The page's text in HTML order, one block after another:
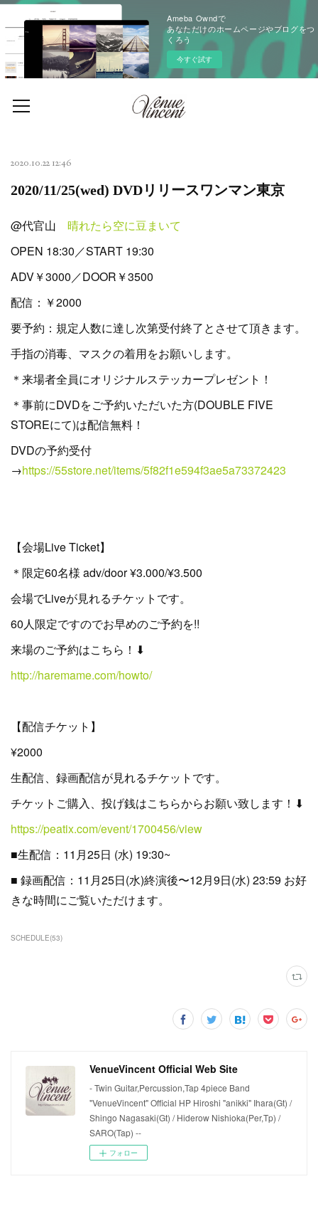
Ameba Owndで
あなただけのホームページやブログをつ
くろう
今すぐ試す
2020.10.22 12:46
2020/11/25(wed) DVDリリースワンマン東京
@代官山 晴れたら空に豆まいて
OPEN 18:30／START 19:30
ADV￥3000／DOOR￥3500
配信：￥2000
要予約：規定人数に達し次第受付終了とさせて頂きます。
手指の消毒、マスクの着用をお願いします。
＊来場者全員にオリジナルステッカープレゼント！
＊事前にDVDをご予約いただいた方(DOUBLE FIVE
STOREにて)は配信無料！
DVDの予約受付
→https://55store.net/items/5f82f1e594f3ae5a73372423
【会場Live Ticket】
＊限定60名様 adv/door ¥3.000/¥3.500
会場でLiveが見れるチケットです。
60人限定ですのでお早めのご予約を!!
来場のご予約はこちら！⬇︎
http://haremame.com/howto/
【配信チケット】
¥2000
生配信、録画配信が見れるチケットです。
チケットご購入、投げ銭はこちらからお願い致します！⬇︎
https://peatix.com/event/1700456/view
■生配信：11月25日 (水) 19:30~
■ 録画配信：11月25日(水)終演後〜12月9日(水) 23:59 お好
きな時間にご覧いただけます。
SCHEDULE(53)
VenueVincent Official Web Site
- Twin Guitar,Percussion,Tap 4piece Band
"VenueVincent" Official HP Hiroshi "anikki" Ihara(Gt) /
Shingo Nagasaki(Gt) / Hiderow Nishioka(Per,Tp) /
SARO(Tap) --
フォロー